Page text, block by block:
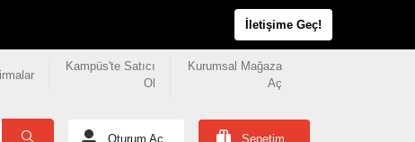
İletişime Geç!
Kampüs'te Satıcı
Ol
Kurumsal Mağaza
Aç
Oturum Aç Sepetim